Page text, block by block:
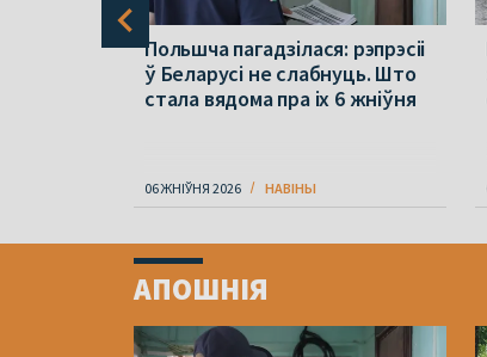
Польшча пагадзілася: рэпрэсіі
ў Беларусі не слабнуць. Што
стала вядома пра іх 6 жніўня
06 ЖНІЎНЯ 2026 НАВІНЫ
ofАПОШНІЯ